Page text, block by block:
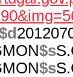
$s
$s